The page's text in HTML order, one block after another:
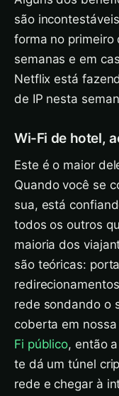
são
forma no primeiro
semanas e em
Netflix está
de IP nesta
Wi-Fi de hotel,
Este é o maior
Quando você se
sua, está
todos os outros
maioria dos
são teóricas:
rede sondando o
coberta em
Fi público, então
te dá um túnel
rede e chegar à